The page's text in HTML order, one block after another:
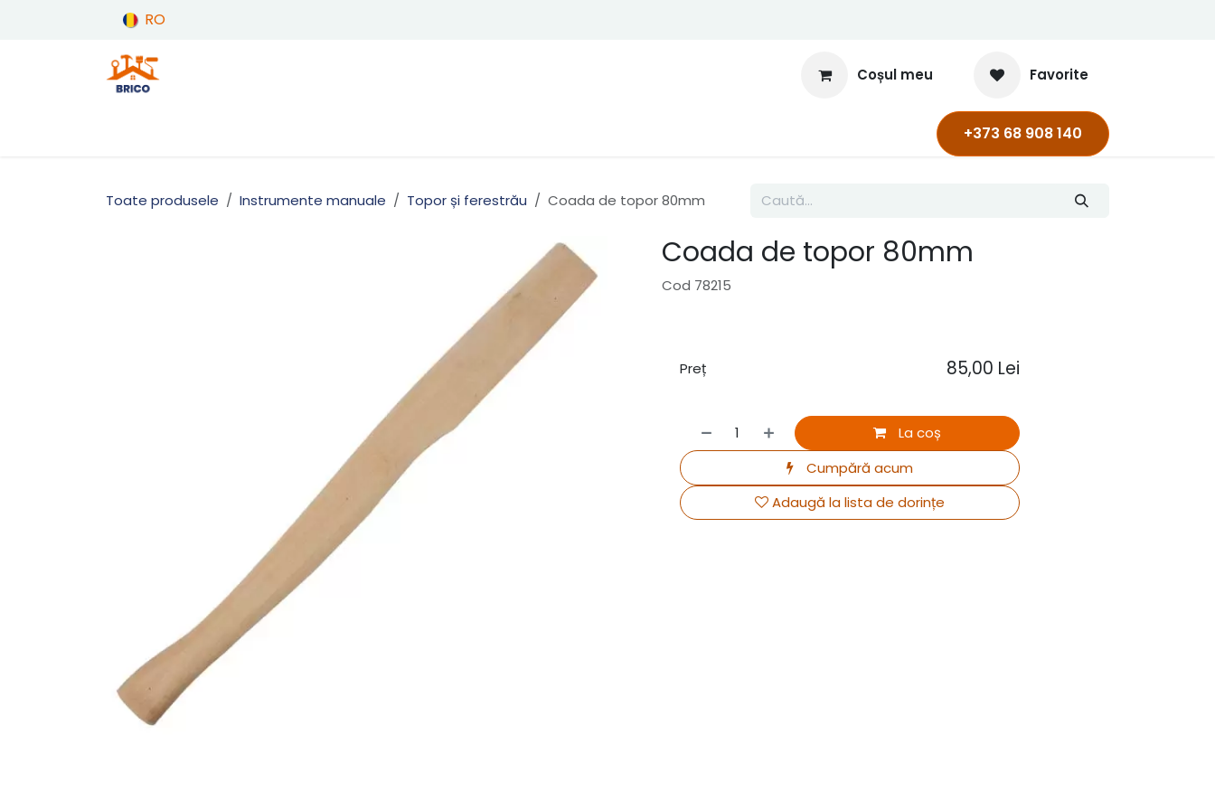
RO
Coșul meu Favorite
+373 68 908 140
Toate produsele Instrumente manuale Topor și ferestrău Coada de topor 80mm
Coada de topor 80mm
Cod 78215
La coș
Cumpără acum
Adaugă la lista de dorințe
Preț 85,00 Lei